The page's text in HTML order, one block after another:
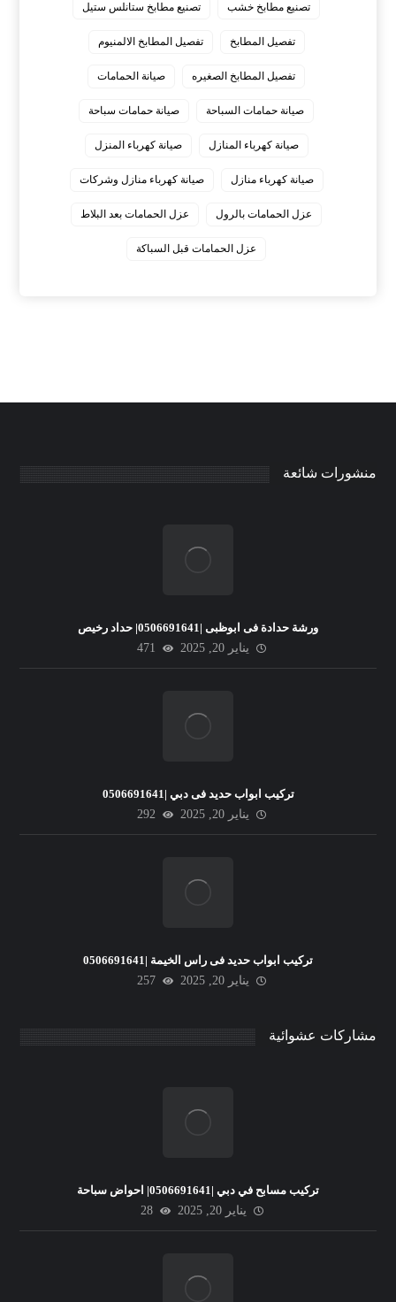
تصنيع مطابخ خشب تصنيع مطابخ ستانلس ستيل
تفصيل المطابخ تفصيل المطابخ الالمنيوم
تفصيل المطابخ الصغيره صيانة الحمامات
صيانة حمامات السباحة صيانة حمامات سباحة
صيانة كهرباء المنازل صيانة كهرباء المنزل
صيانة كهرباء منازل صيانة كهرباء منازل وشركات
عزل الحمامات بالرول عزل الحمامات بعد البلاط
عزل الحمامات قبل السباكة
منشورات شائعة
ورشة حدادة فى ابوظبى |0506691641| حداد رخيص
يناير 20, 2025
471
تركيب ابواب حديد فى دبي |0506691641
يناير 20, 2025
292
تركيب ابواب حديد فى راس الخيمة |0506691641
يناير 20, 2025
257
مشاركات عشوائية
تركيب مسابح في دبي |0506691641| احواض سباحة
يناير 20, 2025
28